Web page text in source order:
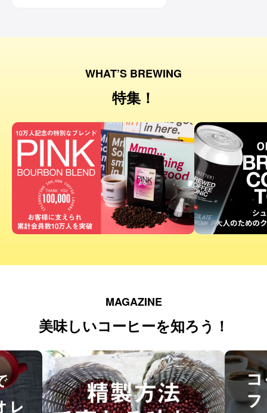
WHAT’S BREWING
特集！
MAGAZINE
美味しいコーヒーを知ろう！